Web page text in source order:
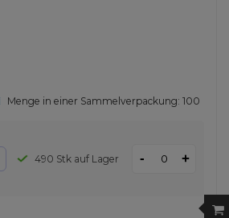
Menge in einer Sammelverpackung: 100
490 Stk auf Lager - +